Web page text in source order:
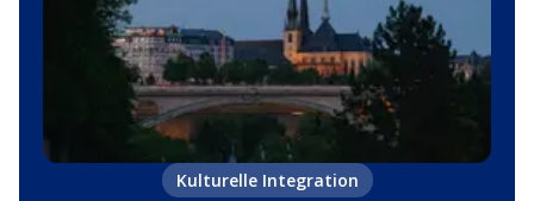
Kulturelle Integration